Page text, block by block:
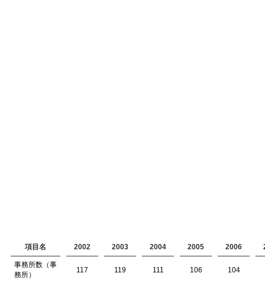
項目名 2002 2003 2004 2005 2006
事務所数（事
務所）
117 119 111 106 104